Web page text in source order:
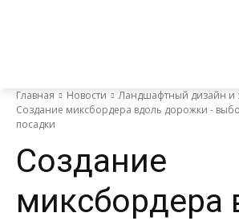
Главная Новости
Ландшафтный дизайн и
Создание миксбордера вдоль дорожки -
посадки
Создание
миксбордера